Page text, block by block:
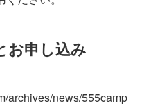
お申し込み
archives/news/555camp